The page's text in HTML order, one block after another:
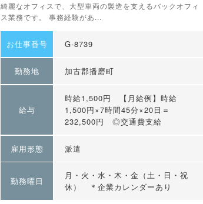
綺麗なオフィスで、大型車両の製造を支えるバックオフィ
ス業務です。 事務経験があ...
お仕事番号 G-8739
勤務地 加古郡播磨町
給与
時給1,500円 【月給例】時給
1,500円×7時間45分×20日＝
232,500円 ◎交通費支給
雇用形態 派遣
勤務曜日
月・火・水・木・金（土・日・祝
休） ＊企業カレンダーあり